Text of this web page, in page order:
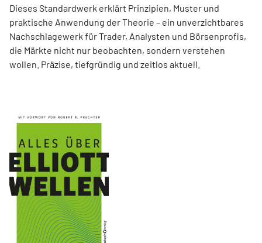
Dieses Standardwerk erklärt Prinzipien, Muster und
praktische Anwendung der Theorie – ein unverzichtbares
Nachschlagewerk für Trader, Analysten und Börsenprofis,
die Märkte nicht nur beobachten, sondern verstehen
wollen. Präzise, tiefgründig und zeitlos aktuell.